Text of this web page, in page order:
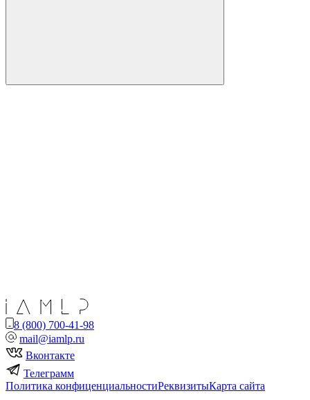
8 (800) 700-41-98
mail@iamlp.ru
Вконтакте
Телеграмм
Политика конфиценциальностиРеквизитыКарта сайта